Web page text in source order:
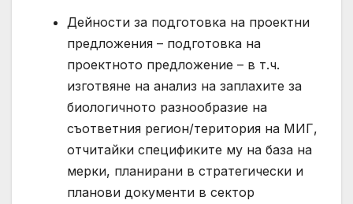
Дейности за подготовка на проектни
предложения – подготовка на
проектното предложение – в т.ч.
изготвяне на анализ на заплахите за
биологичното разнообразие на
съответния регион/територия на МИГ,
отчитайки спецификите му на база на
мерки, планирани в стратегически и
планови документи в сектор